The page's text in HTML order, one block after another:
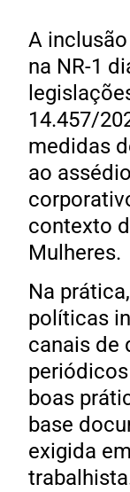
A
na NR-1
14.457/
medidas
ao
contexto
Mulheres.
Na
políticas
canais de
boas
base
exigida